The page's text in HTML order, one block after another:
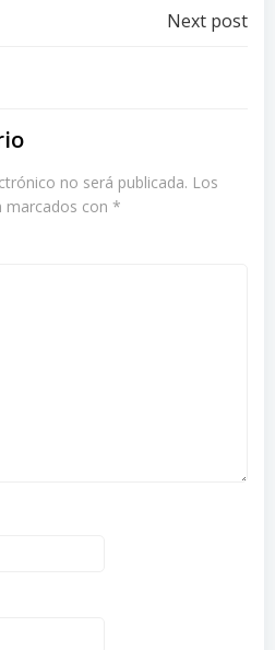
Next post
no será publicada. Los
marcados con *